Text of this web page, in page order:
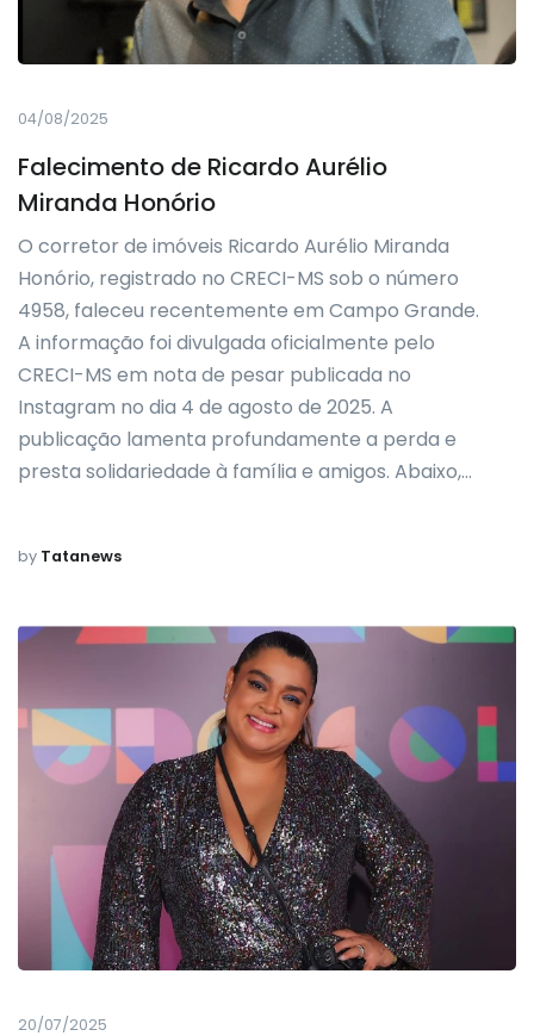
04/08/2025
Falecimento de Ricardo Aurélio
Miranda Honório
O corretor de imóveis Ricardo Aurélio Miranda
Honório, registrado no CRECI-MS sob o número
4958, faleceu recentemente em Campo Grande.
A informação foi divulgada oficialmente pelo
CRECI-MS em nota de pesar publicada no
Instagram no dia 4 de agosto de 2025. A
publicação lamenta profundamente a perda e
presta solidariedade à família e amigos. Abaixo,…
by Tatanews
20/07/2025